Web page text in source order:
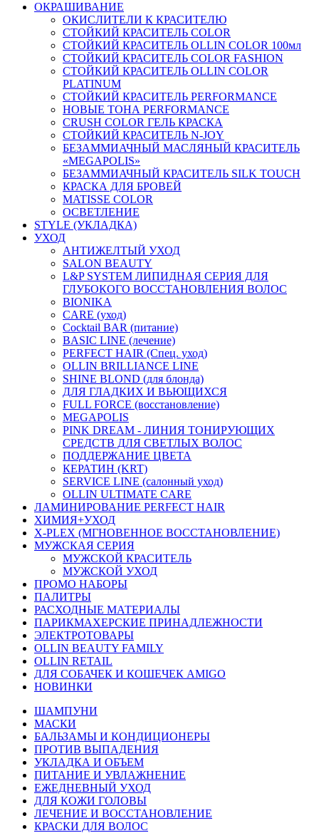
ОКРАШИВАНИЕ
ОКИСЛИТЕЛИ К КРАСИТЕЛЮ
СТОЙКИЙ КРАСИТЕЛЬ COLOR
СТОЙКИЙ КРАСИТЕЛЬ OLLIN COLOR 100мл
СТОЙКИЙ КРАСИТЕЛЬ COLOR FASHION
СТОЙКИЙ КРАСИТЕЛЬ OLLIN COLOR
PLATINUM
СТОЙКИЙ КРАСИТЕЛЬ PERFORMANCE
НОВЫЕ ТОНА PERFORMANCE
CRUSH COLOR ГЕЛЬ КРАСКА
СТОЙКИЙ КРАСИТЕЛЬ N-JOY
БЕЗАММИАЧНЫЙ МАСЛЯНЫЙ КРАСИТЕЛЬ
«MEGAPOLIS»
БЕЗАММИАЧНЫЙ КРАСИТЕЛЬ SILK TOUCH
КРАСКА ДЛЯ БРОВЕЙ
MATISSE COLOR
ОСВЕТЛЕНИЕ
STYLE (УКЛАДКА)
УХОД
АНТИЖЕЛТЫЙ УХОД
SALON BEAUTY
L&P SYSTEM ЛИПИДНАЯ СЕРИЯ ДЛЯ
ГЛУБОКОГО ВОССТАНОВЛЕНИЯ ВОЛОС
BIONIKA
CARE (уход)
Cocktail BAR (питание)
BASIC LINE (лечение)
PERFECT HAIR (Спец. уход)
OLLIN BRILLIANCE LINE
SHINE BLOND (для блонда)
ДЛЯ ГЛАДКИХ И ВЬЮЩИХСЯ
FULL FORCE (восстановление)
MEGAPOLIS
PINK DREAM - ЛИНИЯ ТОНИРУЮЩИХ
СРЕДСТВ ДЛЯ СВЕТЛЫХ ВОЛОС
ПОДДЕРЖАНИЕ ЦВЕТА
КЕРАТИН (KRT)
SERVICE LINE (салонный уход)
OLLIN ULTIMATE CARE
ЛАМИНИРОВАНИЕ PERFECT HAIR
ХИМИЯ+УХОД
X-PLEX (МГНОВЕННОЕ ВОССТАНОВЛЕНИЕ)
МУЖСКАЯ СЕРИЯ
МУЖСКОЙ КРАСИТЕЛЬ
МУЖСКОЙ УХОД
ПРОМО НАБОРЫ
ПАЛИТРЫ
РАСХОДНЫЕ МАТЕРИАЛЫ
ПАРИКМАХЕРСКИЕ ПРИНАДЛЕЖНОСТИ
ЭЛЕКТРОТОВАРЫ
OLLIN BEAUTY FAMILY
OLLIN RETAIL
ДЛЯ СОБАЧЕК И КОШЕЧЕК AMIGO
НОВИНКИ
ШАМПУНИ
МАСКИ
БАЛЬЗАМЫ И КОНДИЦИОНЕРЫ
ПРОТИВ ВЫПАДЕНИЯ
УКЛАДКА И ОБЪЕМ
ПИТАНИЕ И УВЛАЖНЕНИЕ
ЕЖЕДНЕВНЫЙ УХОД
ДЛЯ КОЖИ ГОЛОВЫ
ЛЕЧЕНИЕ И ВОССТАНОВЛЕНИЕ
КРАСКИ ДЛЯ ВОЛОС